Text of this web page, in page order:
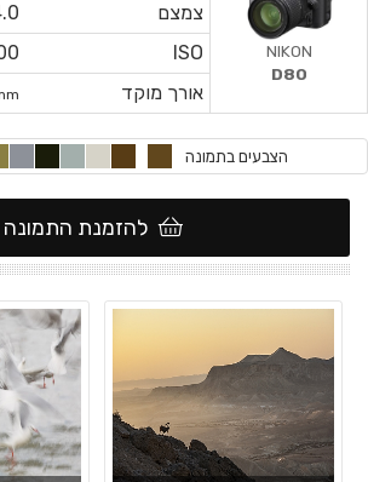
צמצם
ISO
אורך מוקד
NIKON
D80
הצבעים בתמונה
להזמנת התמונה